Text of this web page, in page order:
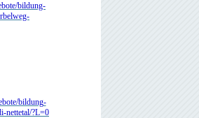
bildung-
bildung-
nettetal/?L=0